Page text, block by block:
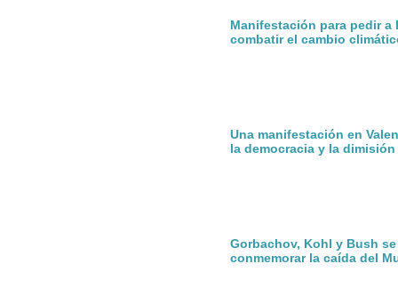
Manifestación para pedir
combatir el cambio
Una manifestación en
la democracia y la dimisión
Gorbachov, Kohl y Bush
conmemorar la caída del